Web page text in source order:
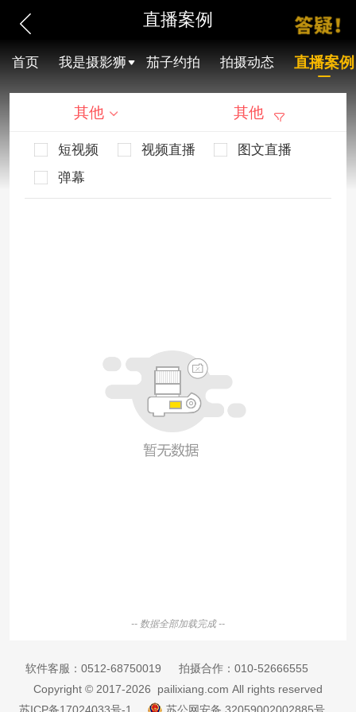
直播案例
首页 我是摄影狮 茄子约拍 拍摄动态 直播案例
其他 其他
短视频 视频直播
图文直播
弹幕
-- 数据全部加载完成 --
软件客服： 0512-68750019 拍摄合作： 010-52666555
Copyright © 2017-2026 pailixiang.com All rights reserved
苏ICP备17024033号-1
苏公网安备 32059002002885号